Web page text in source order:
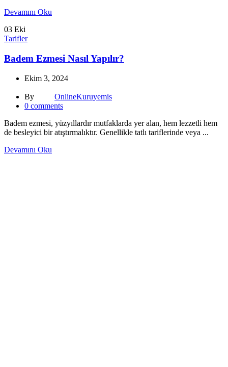
Devamını Oku
03 Eki
Tarifler
Badem Ezmesi Nasıl Yapılır?
Ekim 3, 2024
By
OnlineKuruyemis
0 comments
Badem ezmesi, yüzyıllardır mutfaklarda yer alan, hem lezzetli hem
de besleyici bir atıştırmalıktır. Genellikle tatlı tariflerinde veya ...
Devamını Oku